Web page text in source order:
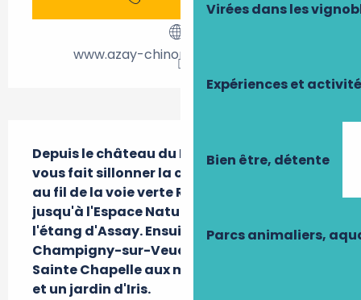
Virées dans les
Expériences et
Bien être, détente
Parcs animaliers,
www.azay-chinon-valdeloire.com
Depuis le château du Rivau, cet itinéraire
vous fait sillonner la campagne richelaise
au fil de la voie verte Richelieu-Chinon
jusqu'à l'Espace Naturel Sensible de
l'étang d'Assay. Ensuite, cap sur
Champigny-sur-Veude, qui abrite une
Sainte Chapelle aux magnifiques vitraux,
et un jardin d'Iris.